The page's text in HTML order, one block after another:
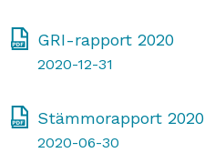
GRI-rapport 2020
2020-12-31
Stämmorapport 2020
2020-06-30